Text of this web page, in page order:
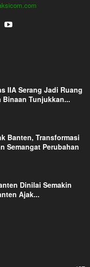
IIA Serang Jadi Ruang
Binaan Tunjukkan...
Banten, Transformasi
Semangat Perubahan
Dinilai Semakin
Ajak...